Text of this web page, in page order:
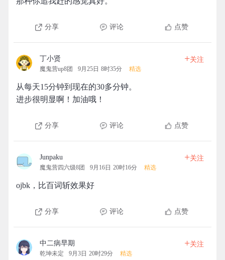
分享 评论 点赞
丁小贤
魔鬼营up8团 9月25日 8时35分 精选
+关注
从每天15分钟到现在的30多分钟。
进步很明显啊！加油哦！
分享 评论 点赞
Junpaku
魔鬼营四六级8团 9月16日 20时16分 精选
+关注
ojbk，比百词斩效果好
分享 评论 点赞
中二病早期
乾坤未定 9月3日 20时29分 精选
+关注